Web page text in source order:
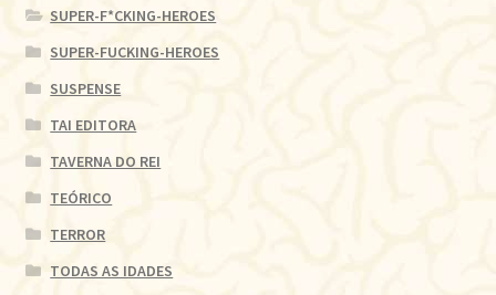
SUPER-F*CKING-HEROES
SUPER-FUCKING-HEROES
SUSPENSE
TAI EDITORA
TAVERNA DO REI
TEÓRICO
TERROR
TODAS AS IDADES